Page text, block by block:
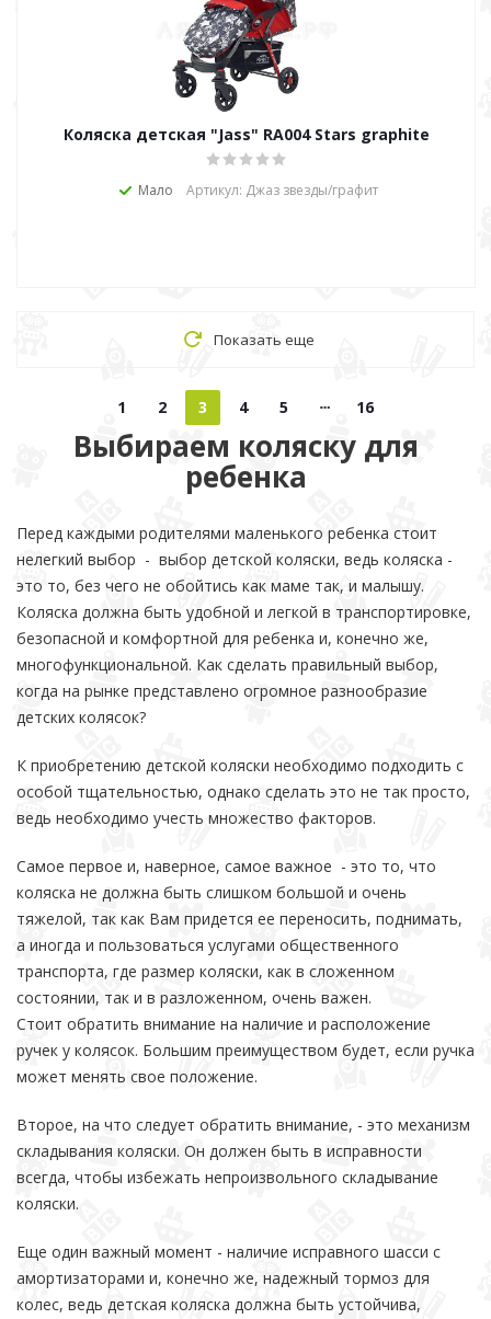
Коляска детская "Jass" RA004 Stars graphite
Мало Артикул: Джаз звезды/графит
Показать еще
1 2 3 4 5 16
Выбираем коляску для
ребенка
Перед каждыми родителями маленького ребенка стоит
нелегкий выбор - выбор детской коляски, ведь коляска -
это то, без чего не обойтись как маме так, и малышу.
Коляска должна быть удобной и легкой в транспортировке,
безопасной и комфортной для ребенка и, конечно же,
многофункциональной. Как сделать правильный выбор,
когда на рынке представлено огромное разнообразие
детских колясок?
К приобретению детской коляски необходимо подходить с
особой тщательностью, однако сделать это не так просто,
ведь необходимо учесть множество факторов.
Самое первое и, наверное, самое важное - это то, что
коляска не должна быть слишком большой и очень
тяжелой, так как Вам придется ее переносить, поднимать,
а иногда и пользоваться услугами общественного
транспорта, где размер коляски, как в сложенном
состоянии, так и в разложенном, очень важен.
Стоит обратить внимание на наличие и расположение
ручек у колясок. Большим преимуществом будет, если ручка
может менять свое положение.
Второе, на что следует обратить внимание, - это механизм
складывания коляски. Он должен быть в исправности
всегда, чтобы избежать непроизвольного складывание
коляски.
Еще один важный момент - наличие исправного шасси с
амортизаторами и, конечно же, надежный тормоз для
колес, ведь детская коляска должна быть устойчива,